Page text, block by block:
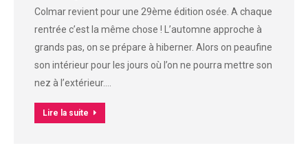
Colmar revient pour une 29ème édition osée. A chaque
rentrée c’est la même chose ! L’automne approche à
grands pas, on se prépare à hiberner. Alors on peaufine
son intérieur pour les jours où l’on ne pourra mettre son
nez à l’extérieur.…
Lire la suite